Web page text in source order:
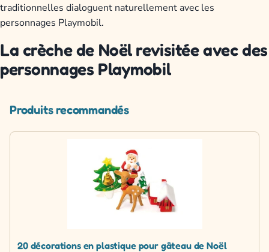
traditionnelles dialoguent naturellement avec les
personnages Playmobil.
La crèche de Noël revisitée avec des
personnages Playmobil
Produits recommandés
20 décorations en plastique pour gâteau de Noël